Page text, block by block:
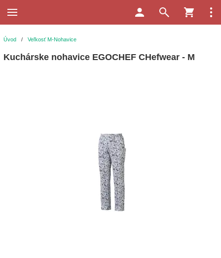
Úvod / Veľkosť M-Nohavice
Kuchárske nohavice EGOCHEF CHefwear - M